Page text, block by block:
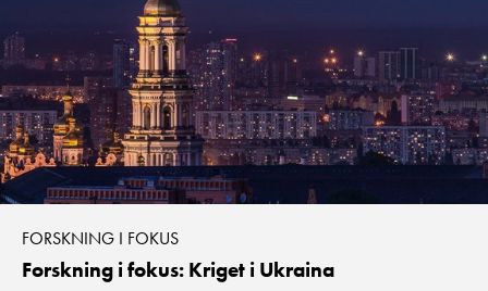
FORSKNING I FOKUS
Forskning i fokus: Kriget i Ukraina